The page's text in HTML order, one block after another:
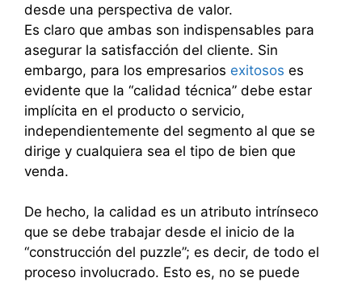
desde una perspectiva de valor.
Es claro que ambas son indispensables para
asegurar la satisfacción del cliente. Sin
embargo, para los empresarios exitosos es
evidente que la “calidad técnica” debe estar
implícita en el producto o servicio,
independientemente del segmento al que se
dirige y cualquiera sea el tipo de bien que
venda.
De hecho, la calidad es un atributo intrínseco
que se debe trabajar desde el inicio de la
“construcción del puzzle”; es decir, de todo el
proceso involucrado. Esto es, no se puede